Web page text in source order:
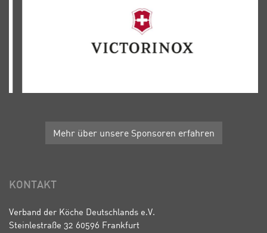
Mehr über unsere Sponsoren erfahren
KONTAKT
Verband der Köche Deutschlands e.V.
Steinlestraße 32 60596 Frankfurt